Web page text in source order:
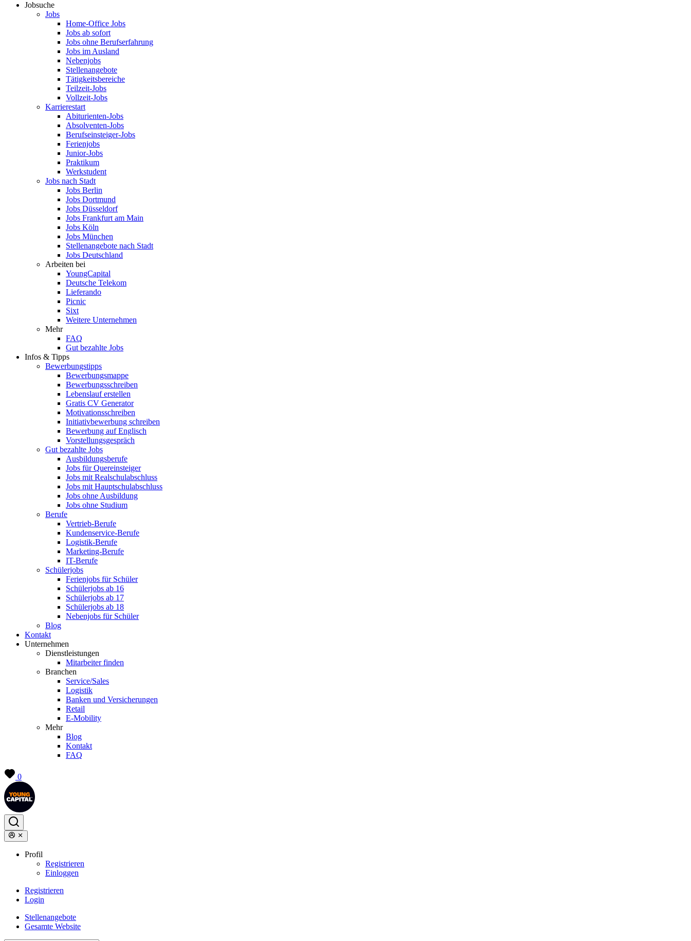
Jobsuche
Jobs
Home-Office Jobs
Jobs ab sofort
Jobs ohne Berufserfahrung
Jobs im Ausland
Nebenjobs
Stellenangebote
Tätigkeitsbereiche
Teilzeit-Jobs
Vollzeit-Jobs
Karrierestart
Abiturienten-Jobs
Absolventen-Jobs
Berufseinsteiger-Jobs
Ferienjobs
Junior-Jobs
Praktikum
Werkstudent
Jobs nach Stadt
Jobs Berlin
Jobs Dortmund
Jobs Düsseldorf
Jobs Frankfurt am Main
Jobs Köln
Jobs München
Stellenangebote nach Stadt
Jobs Deutschland
Arbeiten bei
YoungCapital
Deutsche Telekom
Lieferando
Picnic
Sixt
Weitere Unternehmen
Mehr
FAQ
Gut bezahlte Jobs
Infos & Tipps
Bewerbungstipps
Bewerbungsmappe
Bewerbungsschreiben
Lebenslauf erstellen
Gratis CV Generator
Motivationsschreiben
Initiativbewerbung schreiben
Bewerbung auf Englisch
Vorstellungsgespräch
Gut bezahlte Jobs
Ausbildungsberufe
Jobs für Quereinsteiger
Jobs mit Realschulabschluss
Jobs mit Hauptschulabschluss
Jobs ohne Ausbildung
Jobs ohne Studium
Berufe
Vertrieb-Berufe
Kundenservice-Berufe
Logistik-Berufe
Marketing-Berufe
IT-Berufe
Schülerjobs
Ferienjobs für Schüler
Schülerjobs ab 16
Schülerjobs ab 17
Schülerjobs ab 18
Nebenjobs für Schüler
Blog
Kontakt
Unternehmen
Dienstleistungen
Mitarbeiter finden
Branchen
Service/Sales
Logistik
Banken und Versicherungen
Retail
E-Mobility
Mehr
Blog
Kontakt
FAQ
0
Profil
Registrieren
Einloggen
Registrieren
Login
Stellenangebote
Gesamte Website